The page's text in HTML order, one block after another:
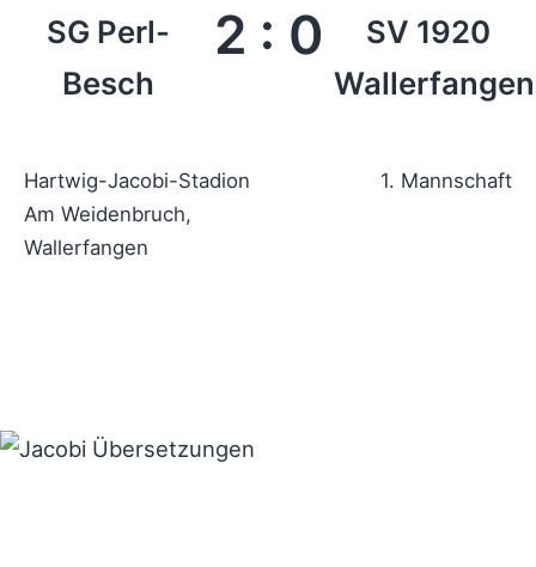
SG Perl-
Besch
2 : 0
SV 1920
Wallerfangen
Hartwig-Jacobi-Stadion
Am Weidenbruch,
Wallerfangen
1. Mannschaft